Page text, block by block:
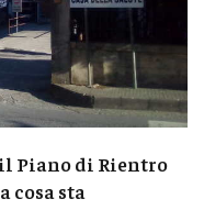
Piano di Rientro
cosa sta